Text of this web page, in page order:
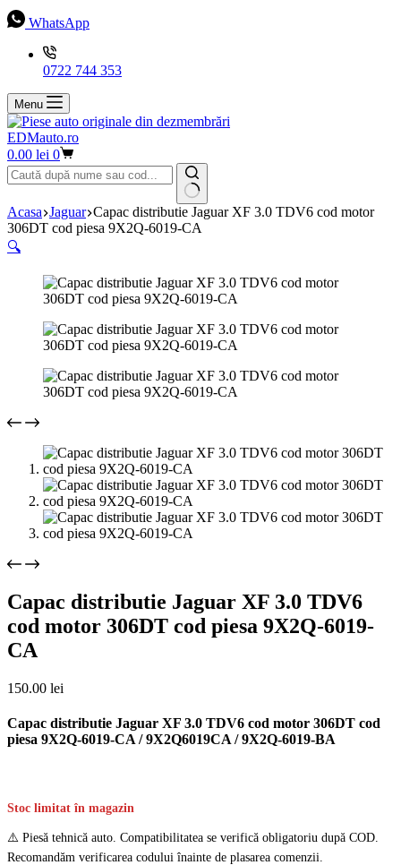
WhatsApp
0722 744 353
Menu
EDMauto.ro
Coș
de
cumpărături
0.00 lei 0
Niciun
rezultat
Acasa Jaguar Capac distributie Jaguar XF 3.0 TDV6 cod motor
306DT cod piesa 9X2Q-6019-CA
🔍
Capac distributie Jaguar XF 3.0 TDV6
cod motor 306DT cod piesa 9X2Q-6019-
CA
150.00 lei
Capac distributie Jaguar XF 3.0 TDV6 cod motor 306DT cod
piesa 9X2Q-6019-CA / 9X2Q6019CA / 9X2Q-6019-BA
Stoc limitat în magazin
⚠️ Piesă tehnică auto. Compatibilitatea se verifică obligatoriu după COD.
Recomandăm verificarea codului înainte de plasarea comenzii.